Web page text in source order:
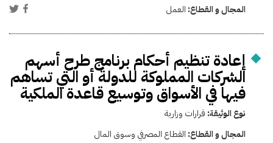
المجال و القطاع: العمل
إعادة تنظيم أحكام برنامج طرح أسهم
الشركات المملوكة للدولة أو التي تساهم
فيها في الأسواق وتوسيع قاعدة الملكية
نوع الوثيقة: قرارات وزارية
المجال و القطاع: القطاع المصرفي وسوق المال